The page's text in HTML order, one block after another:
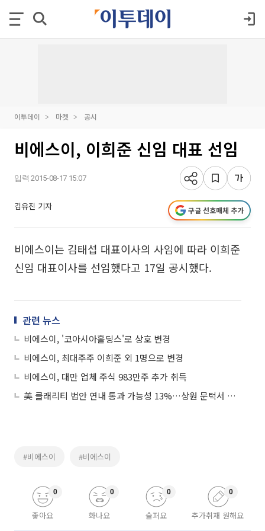
이투데이 마켓 공시
비에스이, 이희준 신임 대표 선임
입력 2015-08-17 15:07
김유진 기자 구글 선호매체 추가
비에스이는 김태섭 대표이사의 사임에 따라 이희준
신임 대표이사를 선임했다고 17일 공시했다.
관련 뉴스
비에스이, '코아시아홀딩스'로 상호 변경
비에스이, 최대주주 이희준 외 1명으로 변경
비에스이, 대만 업체 주식 983만주 추가 취득
美 클래리티 법안 연내 통과 가능성 13%…상원 문턱서 제동
#비에스이 #비에스이
좋아요
0
화나요
0
슬퍼요
0
추가취재 원해요
0